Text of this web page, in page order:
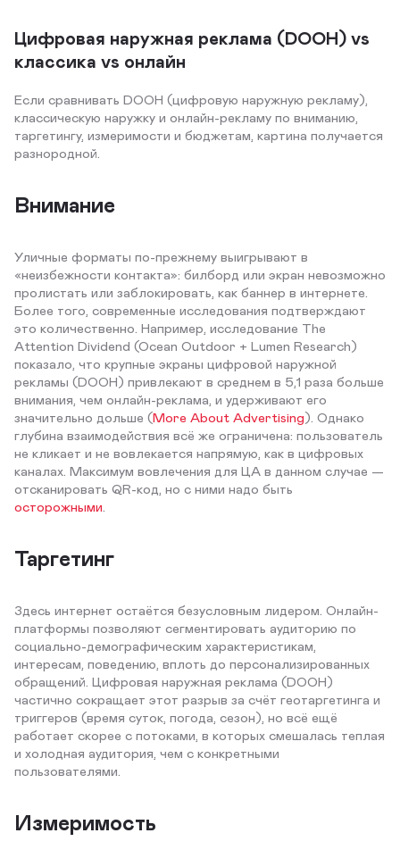
Цифровая наружная реклама (DOOH) vs
классика vs онлайн
Если сравнивать DOOH (цифровую наружную рекламу),
классическую наружку и онлайн-рекламу по вниманию,
таргетингу, измеримости и бюджетам, картина получается
разнородной.
Внимание
Уличные форматы по-прежнему выигрывают в
«неизбежности контакта»: билборд или экран невозможно
пролистать или заблокировать, как баннер в интернете.
Более того, современные исследования подтверждают
это количественно. Например, исследование The
Attention Dividend (Ocean Outdoor + Lumen Research)
показало, что крупные экраны цифровой наружной
рекламы (DOOH) привлекают в среднем в 5,1 раза больше
внимания, чем онлайн-реклама, и удерживают его
значительно дольше (More About Advertising). Однако
глубина взаимодействия всё же ограничена: пользователь
не кликает и не вовлекается напрямую, как в цифровых
каналах. Максимум вовлечения для ЦА в данном случае —
отсканировать QR-код, но с ними надо быть
осторожными
Таргетинг
Здесь интернет остаётся безусловным лидером. Онлайн-
платформы позволяют сегментировать аудиторию по
социально-демографическим характеристикам,
интересам, поведению, вплоть до персонализированных
обращений. Цифровая наружная реклама (DOOH)
частично сокращает этот разрыв за счёт геотаргетинга и
триггеров (время суток, погода, сезон), но всё ещё
работает скорее с потоками, в которых смешалась теплая
и холодная аудитория, чем с конкретными
пользователями.
Измеримость